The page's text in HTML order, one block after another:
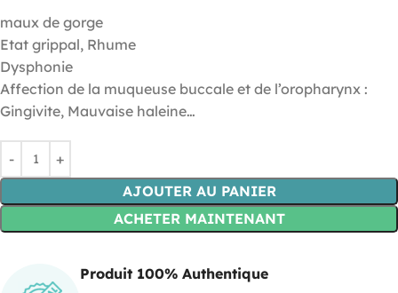
maux de gorge
Etat grippal, Rhume
Dysphonie
Affection de la muqueuse buccale et de l’oropharynx :
Gingivite, Mauvaise haleine…
AJOUTER AU PANIER
ACHETER MAINTENANT
Produit 100% Authentique